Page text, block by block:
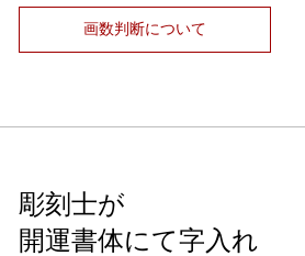
画数判断について
彫刻士が
開運書体にて字入れ